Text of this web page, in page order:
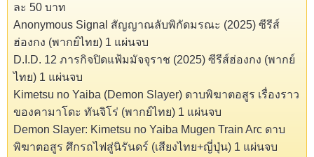
ละ 50 บาท
Anonymous Signal สัญญาณลับพิกัดมรณะ (2025) ซีรีส์
ฮ่องกง (พากย์ไทย) 1 แผ่นจบ
D.I.D. 12 ภารกิจปิดแฟ้มมัจจุราช (2025) ซีรีส์ฮ่องกง (พากย์
ไทย) 1 แผ่นจบ
Kimetsu no Yaiba (Demon Slayer) ดาบพิฆาตอสูร เรื่องราว
ของคามาโดะ ทันจิโร่ (พากย์ไทย) 1 แผ่นจบ
Demon Slayer: Kimetsu no Yaiba Mugen Train Arc ดาบ
พิฆาตอสูร ศึกรถไฟสู่นิรันดร์ (เสียงไทย+ญี่ปุ่น) 1 แผ่นจบ